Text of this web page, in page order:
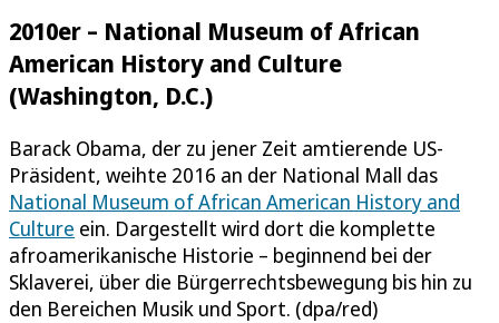
2010er – National Museum of African
American History and Culture
(Washington, D.C.)
Barack Obama, der zu jener Zeit amtierende US-
Präsident, weihte 2016 an der National Mall das
National Museum of African American History and
Culture ein. Dargestellt wird dort die komplette
afroamerikanische Historie – beginnend bei der
Sklaverei, über die Bürgerrechtsbewegung bis hin zu
den Bereichen Musik und Sport. (dpa/red)